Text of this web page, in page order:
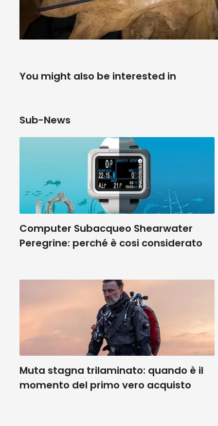
You might also be interested in
Sub-News
Computer Subacqueo Shearwater
Peregrine: perché è cosi considerato
Muta stagna trilaminato: quando è il
momento del primo vero acquisto